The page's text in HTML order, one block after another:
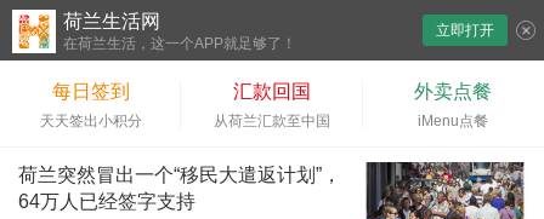
荷兰生活网
在荷兰生活，这一个APP就足够了！
立即打开
每日签到
天天签出小积分
汇款回国
从荷兰汇款至中国
外卖点餐
iMenu点餐
荷兰突然冒出一个“移民大遣返计划”，
64万人已经签字支持